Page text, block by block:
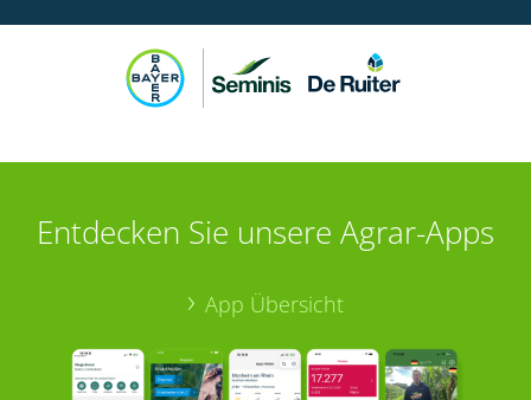
Entdecken Sie unsere Agrar-Apps
App Übersicht